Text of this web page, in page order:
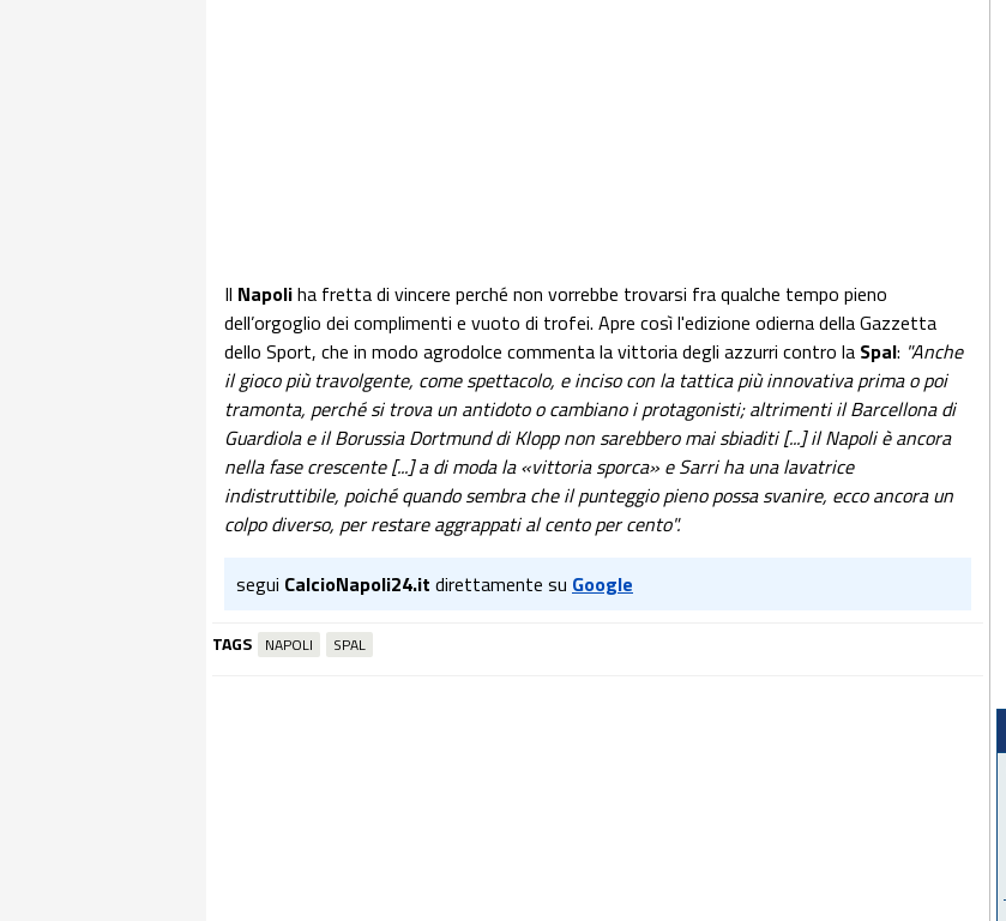
Il Napoliha fretta di vincere perché non vorrebbe trovarsi fra qualche tempo pieno
dell’orgoglio dei complimenti e vuoto di trofei. Apre così l'edizione odierna della Gazzetta
dello Sport, che in modo agrodolce commenta la vittoria degli azzurri contro la Spal: "Anche
il gioco più travolgente, come spettacolo, e inciso con la tattica più innovativa prima o poi
tramonta, perché si trova un antidoto o cambiano i protagonisti; altrimenti il Barcellona di
Guardiola e il Borussia Dortmund di Klopp non sarebbero mai sbiaditi [...] il Napoli è ancora
nella fase crescente [...] a di moda la «vittoria sporca» e Sarri ha una lavatrice
indistruttibile, poiché quando sembra che il punteggio pieno possa svanire, ecco ancora un
colpo diverso, per restare aggrappati al cento per cento".
segui CalcioNapoli24.it direttamente su Google
TAGS NAPOLI SPAL